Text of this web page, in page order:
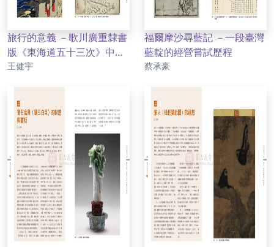
旅行的意義 －歌川廣重隸書
版《東海道五十三次》中描
繪的旅行事物
作者
王健宇
福爾摩沙尋藍記 －一段臺灣
藍靛的經營嘗試歷程
作者
蔡承豪